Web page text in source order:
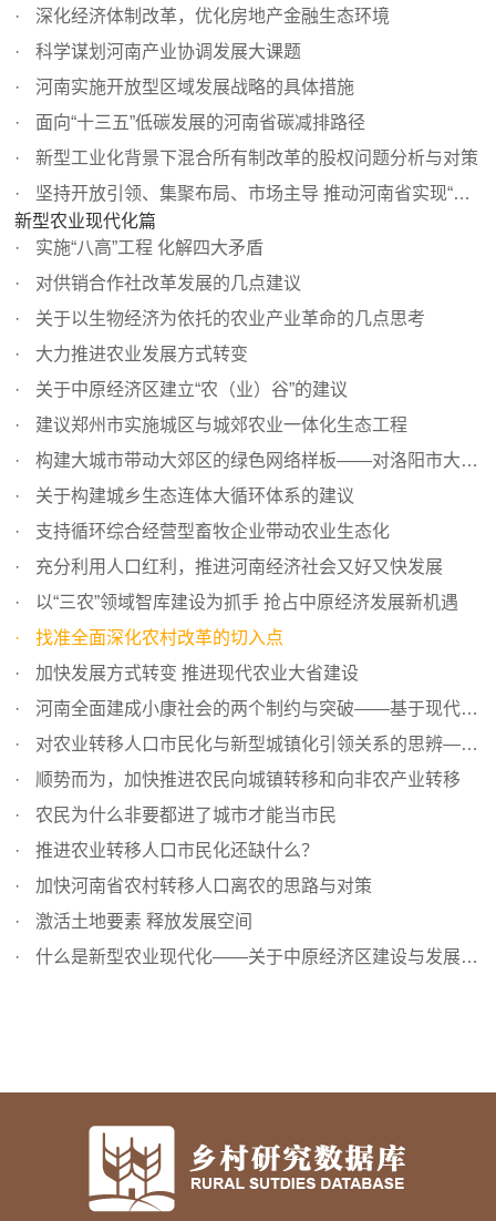
深化经济体制改革，优化房地产金融生态环境
科学谋划河南产业协调发展大课题
河南实施开放型区域发展战略的具体措施
面向“十三五”低碳发展的河南省碳减排路径
新型工业化背景下混合所有制改革的股权问题分析与对策
坚持开放引领、集聚布局、市场主导 推动河南省实现“三化”...
新型农业现代化篇
实施“八高”工程 化解四大矛盾
对供销合作社改革发展的几点建议
关于以生物经济为依托的农业产业革命的几点思考
大力推进农业发展方式转变
关于中原经济区建立“农（业）谷”的建议
建议郑州市实施城区与城郊农业一体化生态工程
构建大城市带动大郊区的绿色网络样板——对洛阳市大生态建...
关于构建城乡生态连体大循环体系的建议
支持循环综合经营型畜牧企业带动农业生态化
充分利用人口红利，推进河南经济社会又好又快发展
以“三农”领域智库建设为抓手 抢占中原经济发展新机遇
找准全面深化农村改革的切入点
加快发展方式转变 推进现代农业大省建设
河南全面建成小康社会的两个制约与突破——基于现代农业大...
对农业转移人口市民化与新型城镇化引领关系的思辨——再论...
顺势而为，加快推进农民向城镇转移和向非农产业转移
农民为什么非要都进了城市才能当市民
推进农业转移人口市民化还缺什么？
加快河南省农村转移人口离农的思路与对策
激活土地要素 释放发展空间
什么是新型农业现代化——关于中原经济区建设与发展的理论...